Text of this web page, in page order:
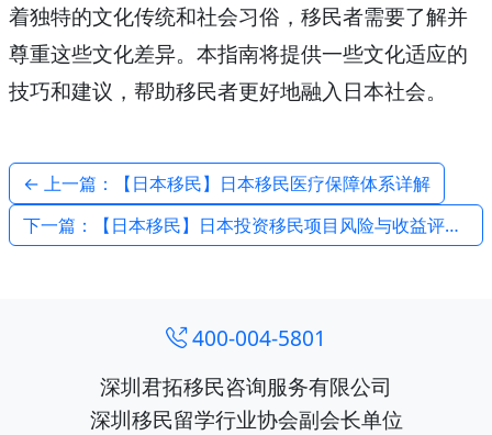
着独特的文化传统和社会习俗，移民者需要了解并
尊重这些文化差异。本指南将提供一些文化适应的
技巧和建议，帮助移民者更好地融入日本社会。
← 上一篇：【日本移民】日本移民医疗保障体系详解
下一篇：【日本移民】日本投资移民项目风险与收益评估 →
400-004-5801
深圳君拓移民咨询服务有限公司
深圳移民留学行业协会副会长单位